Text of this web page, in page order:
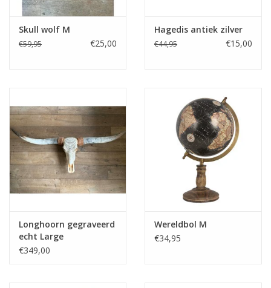
Kisten
SIeraden
Anklebelts
Bootbelts
Kerst
MAGAZIJNOPRUIMING
Media
Skull wolf M
€59,95 €25,00
Hagedis antiek zilver
€44,95 €15,00
Longhoorn gegraveerd
echt Large
€349,00
Wereldbol M
€34,95